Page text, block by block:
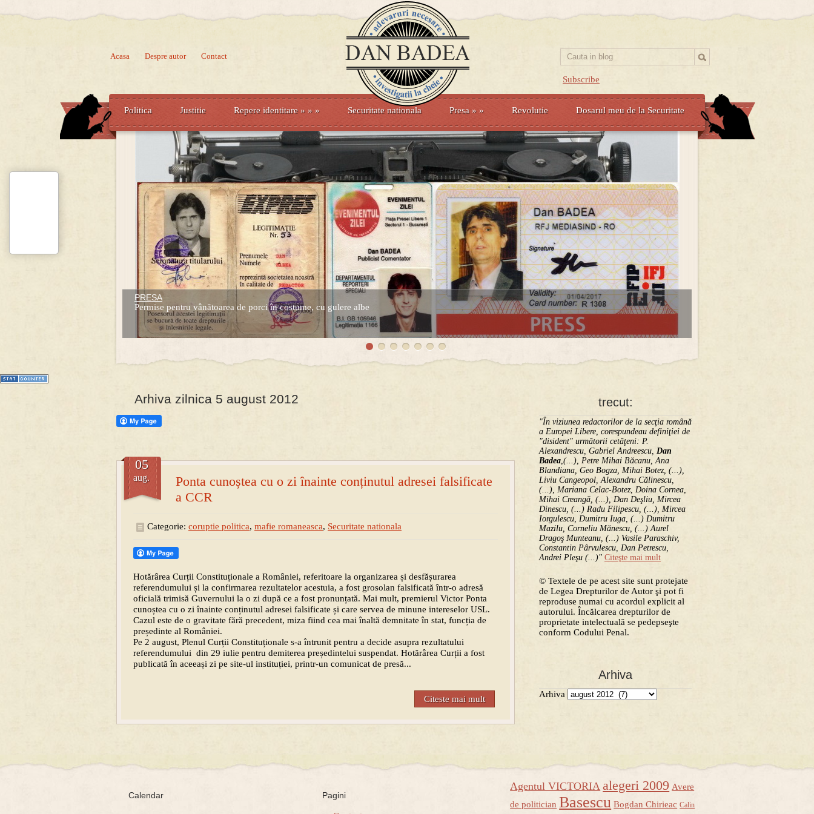
Subscribe
Acasa Despre autor Contact
Politica Justitie Repere identitare » » » Securitate nationala Presa » » Revolutie Dosarul meu de la Securitate
PRESA
Permise pentru vânătoarea de porci în costume, cu gulere albe
Prima mea carte publicata (Nemira)
Averea Presedintelui: prima lucrare despre controversatele conturi secrete ale Securitatii.
trecut:
"În viziunea redactorilor de la secţia română
a Europei Libere, corespundeau definiţiei de
"disident" următorii ce­tă­ţeni: P.
Alexandrescu, Gabriel Andreescu, Dan
Badea,(...), Petre Mihai Băcanu, Ana
Blandiana, Geo Bogza, Mihai Botez, (...),
Liviu Cangeopol, Alexandru Călinescu,
(...), Mariana Celac-Botez, Doina Cornea,
Mihai Creangă, (...), Dan Deşliu, Mircea
Dinescu, (...) Radu Filipescu, (...), Mircea
Iorgulescu, Dumitru Iuga, (...) Dumitru
Mazilu, Corneliu Mănescu, (...) Aurel
Dragoş Munteanu, (...) Vasile Paraschiv,
Constantin Pârvulescu, Dan Petrescu,
Andrei Pleşu (...)" Citeşte mai mult
© Textele de pe acest site sunt protejate
de Legea Drepturilor de Autor şi pot fi
reproduse numai cu acordul explicit al
autorului. Încălcarea drepturilor de
proprietate intelectuală se pedepseşte
conform Codului Penal.
Arhiva
Arhiva
Arhiva zilnica 5 august 2012
Ponta cunoștea cu o zi înainte conținutul adresei falsificate
a CCR
05
aug.
Categorie: coruptie politica, mafie romaneasca, Securitate nationala
Hotărârea Curții Constituționale a României, referitoare la organizarea și desfășurarea
referendumului și la confirmarea rezultatelor acestuia, a fost grosolan falsificată într-o adresă
oficială trimisă Guvernului la o zi după ce a fost pronunțată. Mai mult, premierul Victor Ponta
cunoștea cu o zi înainte conținutul adresei falsificate și care servea de minune intereselor USL.
Cazul este de o gravitate fără precedent, miza fiind cea mai înaltă demnitate în stat, funcția de
președinte al României.
Pe 2 august, Plenul Curții Constituționale s-a întrunit pentru a decide asupra rezultatului
referendumului din 29 iulie pentru demiterea președintelui suspendat. Hotărârea Curții a fost
publicată în aceeași zi pe site-ul instituției, printr-un comunicat de presă...
Citeste mai mult
Calendar Pagini
Agentul VICTORIA alegeri 2009 Avere
de politician Basescu Bogdan Chirieac Calin